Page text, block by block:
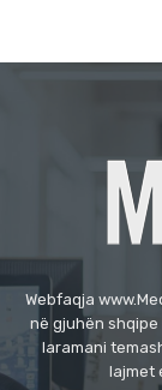
Webfaqja
në gjuhën shqipe
laramani
lajmet